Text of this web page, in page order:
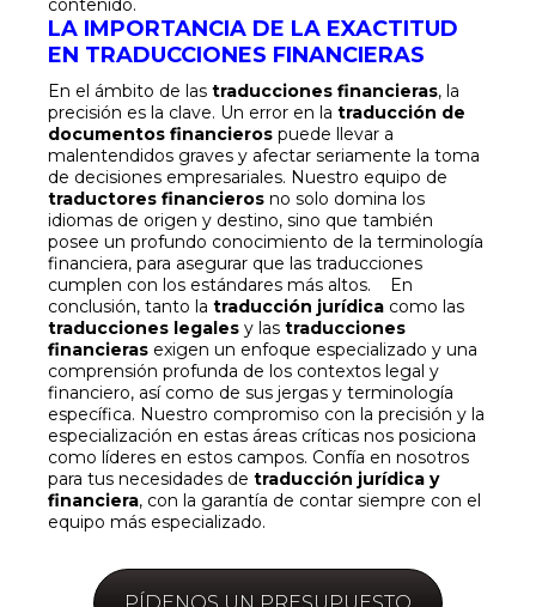
contenido.
LA IMPORTANCIA DE LA EXACTITUD
EN TRADUCCIONES FINANCIERAS
En el ámbito de las traducciones financieras, la
precisión es la clave. Un error en la traducción de
documentos financieros puede llevar a
malentendidos graves y afectar seriamente la toma
de decisiones empresariales. Nuestro equipo de
traductores financieros no solo domina los
idiomas de origen y destino, sino que también
posee un profundo conocimiento de la terminología
financiera, para asegurar que las traducciones
cumplen con los estándares más altos.
En
conclusión, tanto la traducción jurídica como las
traducciones legales y las traducciones
financieras exigen un enfoque especializado y una
comprensión profunda de los contextos legal y
financiero, así como de sus jergas y terminología
específica. Nuestro compromiso con la precisión y la
especialización en estas áreas críticas nos posiciona
como líderes en estos campos. Confía en nosotros
para tus necesidades de traducción jurídica y
financiera, con la garantía de contar siempre con el
equipo más especializado.